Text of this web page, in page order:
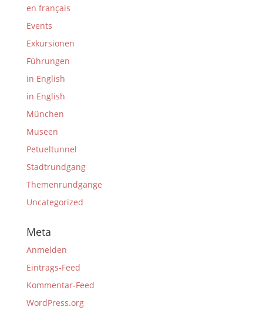
en français
Events
Exkursionen
Führungen
in English
in English
München
Museen
Petueltunnel
Stadtrundgang
Themenrundgänge
Uncategorized
Meta
Anmelden
Eintrags-Feed
Kommentar-Feed
WordPress.org